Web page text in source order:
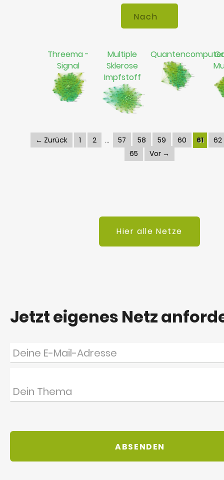
Threema -
Signal
Multiple
Sklerose
Impfstoff
Quantencomputer
← Zurück 1 2 57 58 59 60 61
62
65
Vor →
Hier alle Netze
Jetzt eigenes Netz